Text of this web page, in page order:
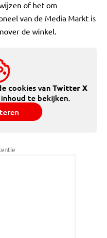
of het om
van de Media Markt is
de winkel.
cookies vanTwitter X
te bekijken.